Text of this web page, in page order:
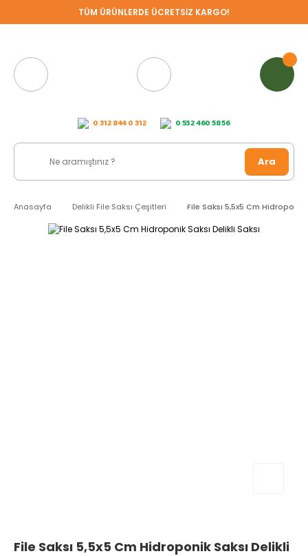
TÜM ÜRÜNLERDE ÜCRETSİZ KARGO!
0 312 844 0 312 0 532 460 58 56
Ara
Anasayfa Delikli File Saksı Çeşitleri File Saksı 5,5x5 Cm Hidroponik
File Saksı 5,5x5 Cm Hidroponik Saksı Delikli